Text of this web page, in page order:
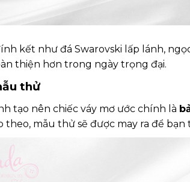
kết như đá Swarovski lấp lánh,
thiện hơn trong ngày trọng đại.
thử
tạo nên chiếc váy mơ ước chính là
theo, mẫu thử sẽ được may ra để